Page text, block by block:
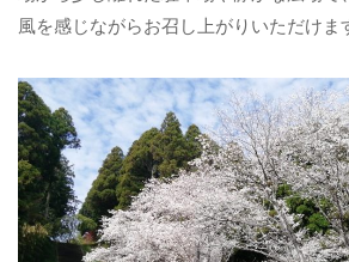
風を感じながらお召し上がりいただけま